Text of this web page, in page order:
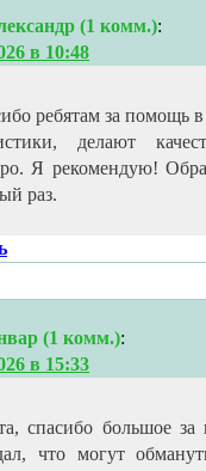
(1 комм.):
в 10:48
ребятам за помощь
делают
Я рекомендую!
раз.
(1 комм.):
в 15:33
спасибо большое
что могут